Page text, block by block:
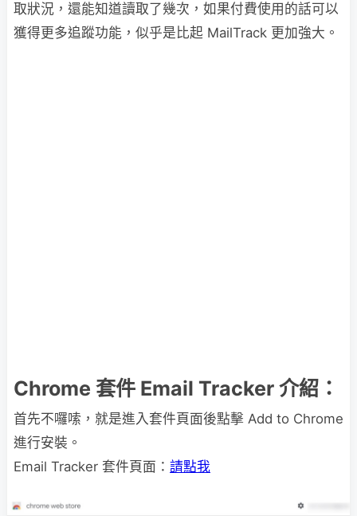
取狀況，還能知道讀取了幾次，如果付費使用的話可以
獲得更多追蹤功能，似乎是比起 MailTrack 更加強大。
Chrome 套件 Email Tracker 介紹：
首先不囉嗦，就是進入套件頁面後點擊 Add to Chrome
進行安裝。
Email Tracker 套件頁面： 請點我